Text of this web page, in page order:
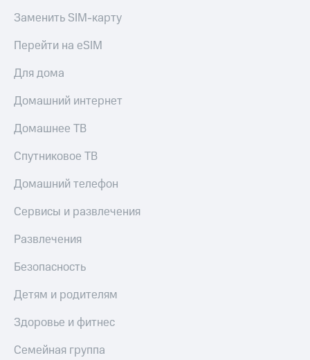
Заменить SIM-карту
Перейти на eSIM
Для дома
Домашний интернет
Домашнее ТВ
Спутниковое ТВ
Домашний телефон
Сервисы и развлечения
Развлечения
Безопасность
Детям и родителям
Здоровье и фитнес
Семейная группа